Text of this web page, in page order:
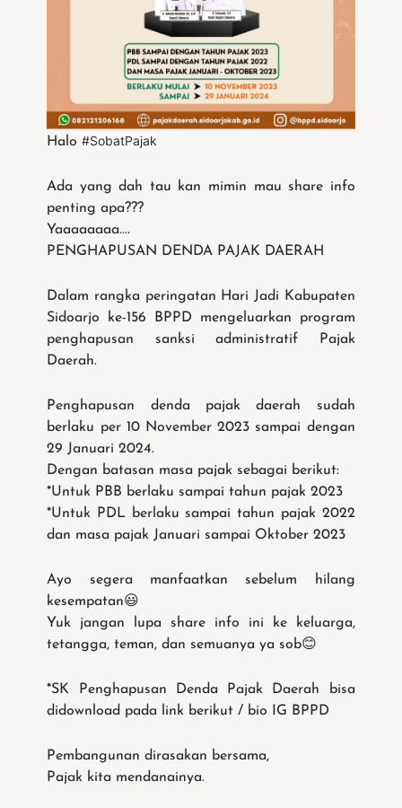
Halo#SobatPajak
Ada yang dah tau kan mimin mau share info
penting apa???
Yaaaaaaaa....
PENGHAPUSAN DENDA PAJAK DAERAH
Dalam rangka peringatan Hari Jadi Kabupaten
Sidoarjo ke-156 BPPD mengeluarkan program
penghapusan sanksi administratif Pajak
Daerah.
Penghapusan denda pajak daerah sudah
berlaku per 10 November 2023 sampai dengan
29 Januari 2024.
Dengan batasan masa pajak sebagai berikut:
*Untuk PBB berlaku sampai tahun pajak 2023
*Untuk PDL berlaku sampai tahun pajak 2022
dan masa pajak Januari sampai Oktober 2023
Ayo segera manfaatkan sebelum hilang
kesempatan😃
Yuk jangan lupa share info ini ke keluarga,
tetangga, teman, dan semuanya ya sob😊
*SK Penghapusan Denda Pajak Daerah bisa
didownload pada link berikut / bio IG BPPD
Pembangunan dirasakan bersama,
Pajak kita mendanainya.